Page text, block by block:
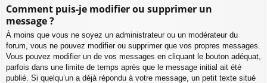
Comment puis-je modifier ou supprimer un
message ?
À moins que vous ne soyez un administrateur ou un modérateur du
forum, vous ne pouvez modifier ou supprimer que vos propres messages.
Vous pouvez modifier un de vos messages en cliquant le bouton adéquat,
parfois dans une limite de temps après que le message initial ait été
publié. Si quelqu’un a déjà répondu à votre message, un petit texte situé